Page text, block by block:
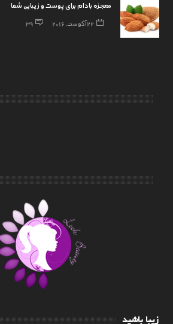
معجزه بادام برای پوست و زیبایی شما
22 آگوست, 2016 39
زیبا باشید